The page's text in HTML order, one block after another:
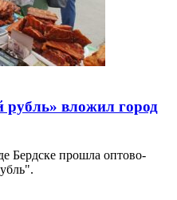
вложил город
Бердске прошла оптово-